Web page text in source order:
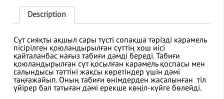
Description
Сүт сияқты ақшыл сары түсті сопақша тәрізді карамель
пісірілген қоюландырылған сүттің хош иісі
қайталанбас нағыз табиғи дәмді береді. Табиғи
қоюландырылған сүт қосылған карамель қоспасы мен
салындысы тәттіні жақсы көретіндер үшін дәмі
таңғажайып. Оның табиғи өнімдерден жасалынған тіл
үйірер бал татыған дәмі ерекше көңіл-күйге бөлейді.